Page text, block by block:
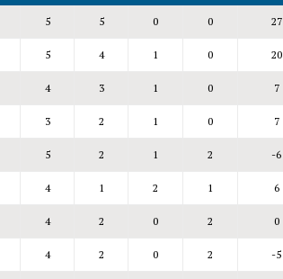
5 5 0 0 27
5 4 1 0 20
4 3 1 0 7
3 2 1 0 7
5 2 1 2 -6
4 1 2 1 6
4 2 0 2 0
4 2 0 2 -5